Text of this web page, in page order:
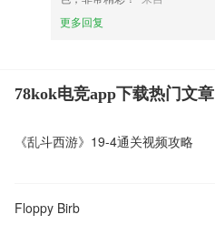
更多回复
78kok电竞app下载热门文章
《乱斗西游》19-4通关视频攻略
Floppy Birb